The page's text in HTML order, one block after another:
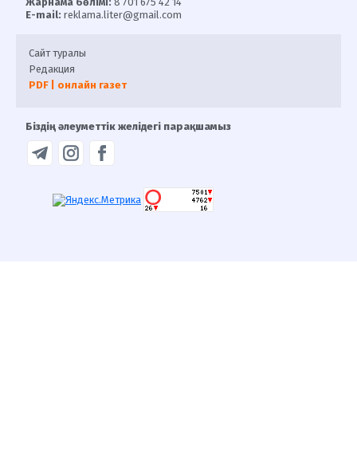
E-mail: reklama.liter@gmail.com
Сайт туралы
Редакция
PDF | онлайн газет
Біздің әлеуметтік желідегі парақшамыз